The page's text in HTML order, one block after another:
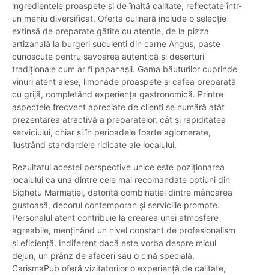
ingredientele proaspete și de înaltă calitate, reflectate într-
un meniu diversificat. Oferta culinară include o selecție
extinsă de preparate gătite cu atenție, de la pizza
artizanală la burgeri suculenți din carne Angus, paste
cunoscute pentru savoarea autentică și deserturi
tradiționale cum ar fi papanașii. Gama băuturilor cuprinde
vinuri atent alese, limonade proaspete și cafea preparată
cu grijă, completând experiența gastronomică. Printre
aspectele frecvent apreciate de clienți se numără atât
prezentarea atractivă a preparatelor, cât și rapiditatea
serviciului, chiar și în perioadele foarte aglomerate,
ilustrând standardele ridicate ale localului.
Rezultatul acestei perspective unice este poziționarea
localului ca una dintre cele mai recomandate opțiuni din
Sighetu Marmației, datorită combinației dintre mâncarea
gustoasă, decorul contemporan și serviciile prompte.
Personalul atent contribuie la crearea unei atmosfere
agreabile, menținând un nivel constant de profesionalism
și eficiență. Indiferent dacă este vorba despre micul
dejun, un prânz de afaceri sau o cină specială,
CarismaPub oferă vizitatorilor o experiență de calitate,